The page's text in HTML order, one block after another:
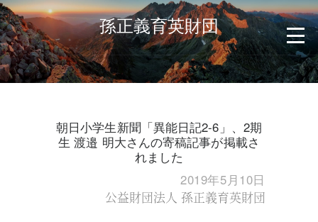
孫正義育英財団
朝日小学生新聞「異能日記2-6」、2期
生 渡邉 明大さんの寄稿記事が掲載さ
れました
2019年5月10日
公益財団法人 孫正義育英財団